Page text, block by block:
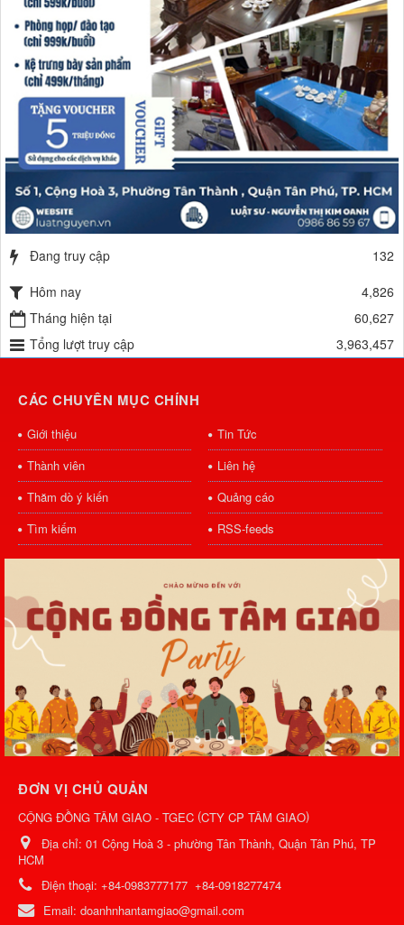
Đang truy cập
132
Hôm nay
4,826
Tháng hiện tại
60,627
Tổng lượt truy cập
3,963,457
CÁC CHUYÊN MỤC CHÍNH
Giới thiệu
Tin Tức
Thành viên
Liên hệ
Thăm dò ý kiến
Quảng cáo
Tìm kiếm
RSS-feeds
ĐƠN VỊ CHỦ QUẢN
CỘNG ĐỒNG TÂM GIAO - TGEC (CTY CP TÂM GIAO)
Địa chỉ: 01 Cộng Hoà 3 - phường Tân Thành, Quận Tân Phú, TP
HCM
Điện thoại: +84-0983777177 +84-0918277474
Email: doanhnhantamgiao@gmail.com